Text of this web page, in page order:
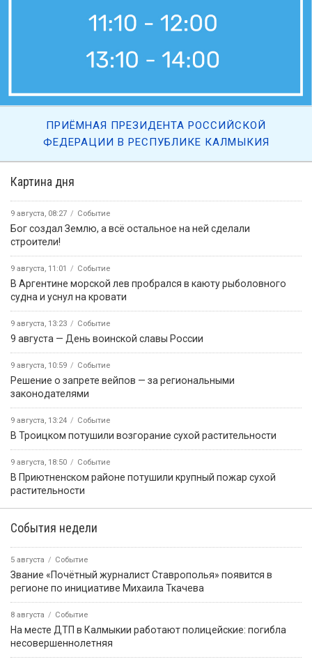
7 августа, 09:45
«Өрүнә һарц» от 07.08.2026.